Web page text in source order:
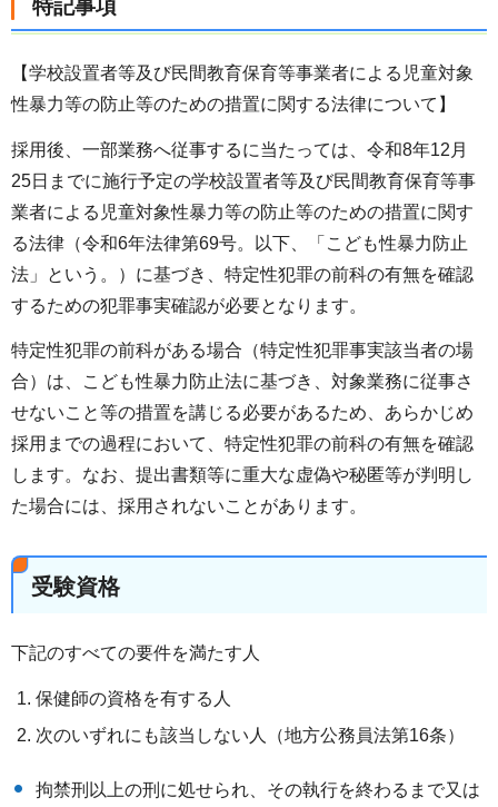
特記事項
【学校設置者等及び民間教育保育等事業者による児童対象
性暴力等の防止等のための措置に関する法律について】
採用後、一部業務へ従事するに当たっては、令和8年12月
25日までに施行予定の学校設置者等及び民間教育保育等事
業者による児童対象性暴力等の防止等のための措置に関す
る法律（令和6年法律第69号。以下、「こども性暴力防止
法」という。）に基づき、特定性犯罪の前科の有無を確認
するための犯罪事実確認が必要となります。
特定性犯罪の前科がある場合（特定性犯罪事実該当者の場
合）は、こども性暴力防止法に基づき、対象業務に従事さ
せないこと等の措置を講じる必要があるため、あらかじめ
採用までの過程において、特定性犯罪の前科の有無を確認
します。なお、提出書類等に重大な虚偽や秘匿等が判明し
た場合には、採用されないことがあります。
受験資格
下記のすべての要件を満たす人
保健師の資格を有する人
次のいずれにも該当しない人（地方公務員法第16条）
拘禁刑以上の刑に処せられ、その執行を終わるまで又は